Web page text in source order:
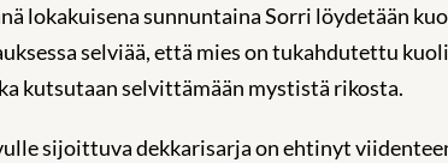
lokakuisena sunnuntaina Sorri löydetään
selviää, että mies on tukahdutettu
kutsutaan selvittämään mystistä rikosta.
sijoittuva dekkarisarja on ehtinyt